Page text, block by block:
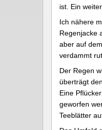
ist. Ein
Ich nähere
Regenjacke
aber auf
verdammt
Der Regen
überträgt
Eine
geworfen
Teeblätter